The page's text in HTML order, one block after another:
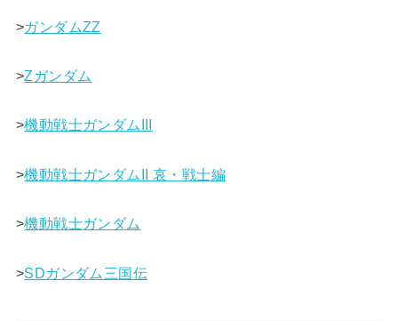
>ガンダムΖΖ
>Ζガンダム
>機動戦士ガンダムIII
>機動戦士ガンダムII 哀・戦士編
>機動戦士ガンダム
>SDガンダム三国伝